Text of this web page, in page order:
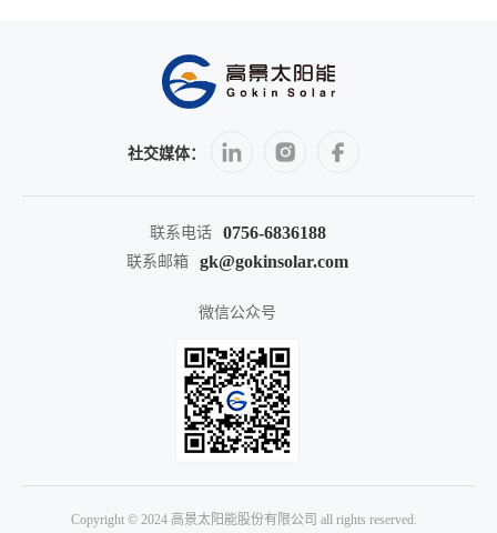
社交媒体：
联系电话 0756-6836188
联系邮箱 gk@gokinsolar.com
微信公众号
Copyright © 2024 高景太阳能股份有限公司 all rights reserved.